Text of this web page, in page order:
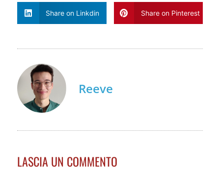
Share on Linkdin Share on Pinterest
Reeve
LASCIA UN COMMENTO